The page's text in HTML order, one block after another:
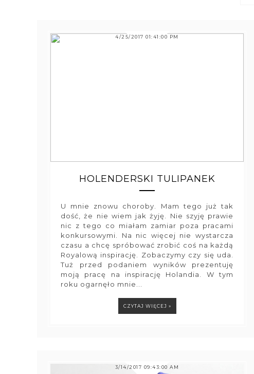
4/25/2017 01:41:00 PM
HOLENDERSKI TULIPANEK
U mnie znowu choroby. Mam tego już tak
dość, że nie wiem jak żyję. Nie szyję prawie
nic z tego co miałam zamiar poza pracami
konkursowymi. Na nic więcej nie wystarcza
czasu a chcę spróbować zrobić coś na każdą
Royalową inspirację. Zobaczymy czy się uda.
Tuż przed podaniem wyników prezentuję
moją pracę na inspirację Holandia. W tym
roku ogarnęło mnie...
CZYTAJ WIĘCEJ »
3/14/2017 09:43:00 AM